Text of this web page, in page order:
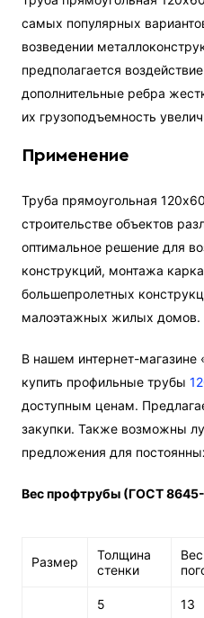
самых популярных
возведении
предполагается
дополнительные ребра
их грузоподъемность
Применение
Труба прямоугольная
строительстве объектов
оптимальное решение для
конструкций, монтажа
большепролетных
малоэтажных жилых домов.
В нашем интернет-
купить профильные трубы
доступным ценам.
закупки. Также возможны
предложения для
Вес профтрубы (ГОСТ
Размер
Толщина
стенки
5 13